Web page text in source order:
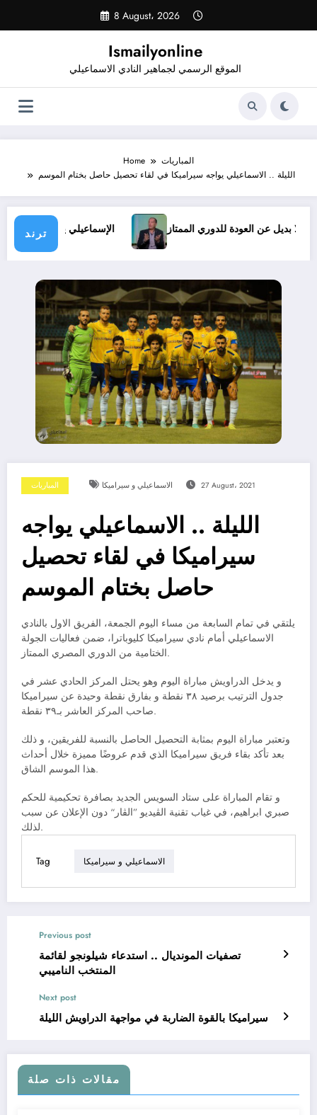
content
8 August، 2026
Ismailyonline
الموقع الرسمي لجماهير النادي الاسماعيلي
Home
المباريات
الليلة .. الاسماعيلي يواجه سيراميكا في لقاء تحصيل حاصل بختام الموسم
ترند
الإسماعيلي يدخل ولا بديل عن العودة للدوري الممتاز
المباريات الاسماعيلي و سيراميكا 27 August، 2021
الليلة .. الاسماعيلي يواجه
سيراميكا في لقاء تحصيل
حاصل بختام الموسم
يلتقي في تمام السابعة من مساء اليوم الجمعة، الفريق الاول بالنادي
الاسماعيلي أمام نادي سيراميكا كليوباترا، ضمن فعاليات الجولة
الختامية من الدوري المصري الممتاز.
و يدخل الدراويش مباراة اليوم وهو يحتل المركز الحادي عشر في
جدول الترتيب برصيد ٣٨ نقطة و بفارق نقطة وحيدة عن سيراميكا
صاحب المركز العاشر بـ٣٩ نقطة.
وتعتبر مباراة اليوم بمثابة التحصيل الحاصل بالنسبة للفريقين، و ذلك
بعد تأكد بقاء فريق سيراميكا الذي قدم عروضًا مميزة خلال أحداث
هذا الموسم الشاق.
و تقام المباراة على ستاد السويس الجديد بصافرة تحكيمية للحكم
صبري ابراهيم، في غياب تقنية الڤيديو ”الڤار“ دون الإعلان عن سبب
لذلك.
Tag الاسماعيلي و سيراميكا
Previous post
تصفيات المونديال .. استدعاء شيلونجو لقائمة
المنتخب الناميبي
Next post
سيراميكا بالقوة الضاربة في مواجهة الدراويش الليلة
مقالات ذات صلة